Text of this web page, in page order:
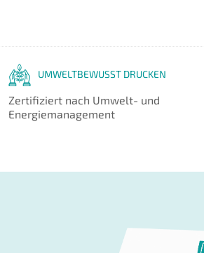
UMWELTBEWUSST DRUCKEN
Zertifiziert nach Umwelt- und
Energiemanagement